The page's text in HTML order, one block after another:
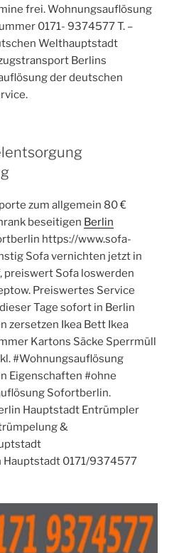
frei. Wohnungsauflösung
0171- 9374577 T. –
Welthauptstadt
Berlins
der deutschen
zum allgemein 80 €
beseitigen Berlin
https://www.sofa-
Sofa vernichten jetzt in
preiswert Sofa loswerden
Preiswertes Service
Tage sofort in Berlin
zersetzen Ikea Bett Ikea
Kartons Säcke Sperrmüll
#Wohnungsauflösung
Eigenschaften #ohne
Sofortberlin.
Hauptstadt Entrümpler
&
Hauptstadt 0171/9374577